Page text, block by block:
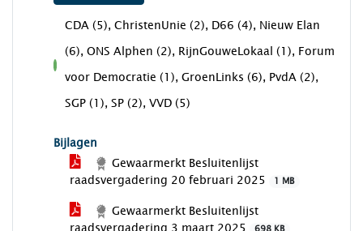
voor
CDA (5), ChristenUnie (2), D66 (4), Nieuw Elan
(6), ONS Alphen (2), RijnGouweLokaal (1), Forum
voor Democratie (1), GroenLinks (6), PvdA (2),
SGP (1), SP (2), VVD (5)
Bijlagen
Gewaarmerkt Besluitenlijst
raadsvergadering 20 februari 2025
1 MB
Gewaarmerkt Besluitenlijst